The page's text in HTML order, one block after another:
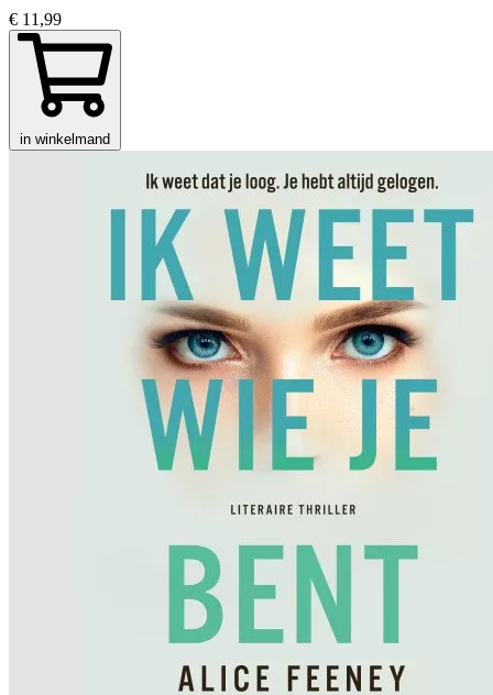
€ 11,99
in winkelmand